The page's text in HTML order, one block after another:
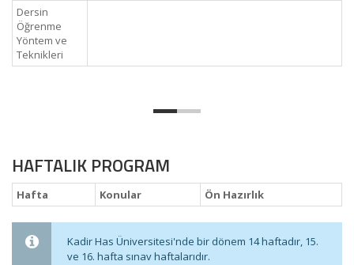
Dersin
Öğrenme
Yöntem ve
Teknikleri
HAFTALIK PROGRAM
Hafta Konular Ön Hazırlık
Kadir Has Üniversitesi'nde bir dönem 14 haftadır, 15.
ve 16. hafta sınav haftalarıdır.